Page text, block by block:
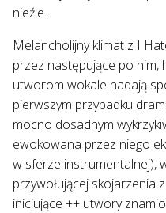
nieźle.
Melancholijny klimat z I
przez następujące po nim,
utworom wokale nadają
pierwszym przypadku
mocno dosadnym
ewokowana przez niego
w sferze instrumentalnej),
przywołującej skojarzenia
inicjujące ++ utwory